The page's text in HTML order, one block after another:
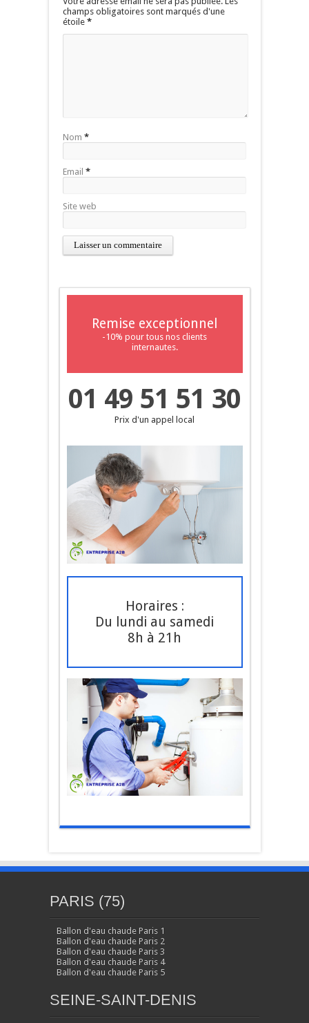
champs obligatoires sont marqués d'une
étoile *
Nom *
Email *
Site web
Remise exceptionnel
-10% pour tous nos clients
internautes.
01 49 51 51 30
Prix d'un appel local
Horaires :
Du lundi au samedi
8h à 21h
PARIS (75)
Ballon d'eau chaude Paris 1
Ballon d'eau chaude Paris 2
Ballon d'eau chaude Paris 3
Ballon d'eau chaude Paris 4
Ballon d'eau chaude Paris 5
SEINE-SAINT-DENIS